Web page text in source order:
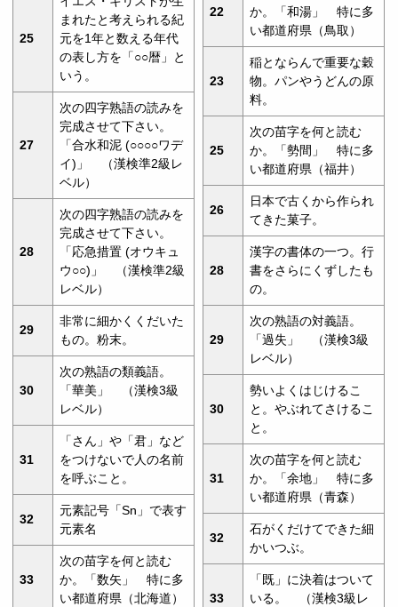
25
まれたと考えられる紀
元を1年と数える年代
の表し方を「○○暦」と
いう。
27
次の四字熟語の読みを
完成させて下さい。
「合水和泥 (○○○○ワデ
イ)」 （漢検準2級レ
ベル）
28
次の四字熟語の読みを
完成させて下さい。
「応急措置 (オウキュ
ウ○○)」 （漢検準2級
レベル）
29
非常に細かくくだいた
もの。粉末。
30
次の熟語の類義語。
「華美」 （漢検3級
レベル）
31
「さん」や「君」など
をつけないで人の名前
を呼ぶこと。
32
元素記号「Sn」で表す
元素名
33
次の苗字を何と読む
か。「数矢」 特に多
い都道府県（北海道）
22
か。「和湯」 特に多
い都道府県（鳥取）
23
稲とならんで重要な穀
物。パンやうどんの原
料。
25
次の苗字を何と読む
か。「勢間」 特に多
い都道府県（福井）
26
日本で古くから作られ
てきた菓子。
28
漢字の書体の一つ。行
書をさらにくずしたも
の。
29
次の熟語の対義語。
「過失」 （漢検3級
レベル）
30
勢いよくはじけるこ
と。やぶれてさけるこ
と。
31
次の苗字を何と読む
か。「余地」 特に多
い都道府県（青森）
32
石がくだけてできた細
かいつぶ。
33
「既」に決着はついて
いる。 （漢検3級レ